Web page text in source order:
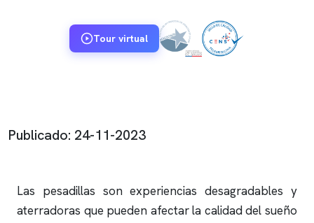
Tour virtual
Publicado: 24-11-2023
Las pesadillas son experiencias desagradables y
aterradoras que pueden afectar la calidad del sueño